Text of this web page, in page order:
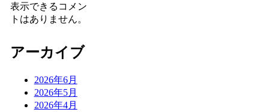
表示できるコメン
トはありません。
アーカイブ
2026年6月
2026年5月
2026年4月